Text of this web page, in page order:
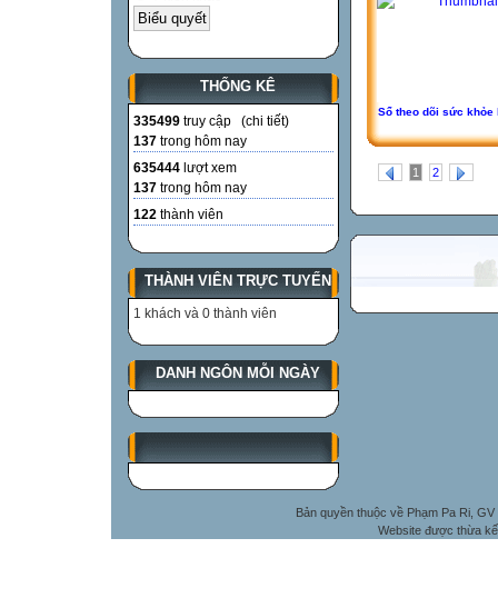
THỐNG KÊ
335499 truy cập (chi tiết)
137 trong hôm nay
635444 lượt xem
137 trong hôm nay
122 thành viên
THÀNH VIÊN TRỰC TUYẾN
1 khách và 0 thành viên
DANH NGÔN MỖI NGÀY
Sổ theo dõi sức khỏe
1 2
Bản quyền thuộc về Phạm Pa Ri,
Website được thừa